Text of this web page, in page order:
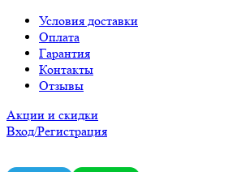
Условия доставки
Оплата
Гарантия
Контакты
Отзывы
Акции и скидки
Вход/Регистрация